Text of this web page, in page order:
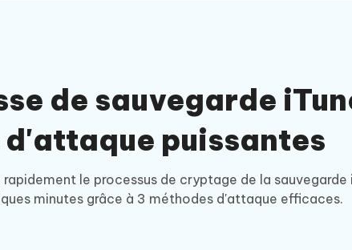
de sauvegarde
d'attaque puissantes
le processus de cryptage de la
minutes grâce à 3 méthodes d'attaque efficaces.